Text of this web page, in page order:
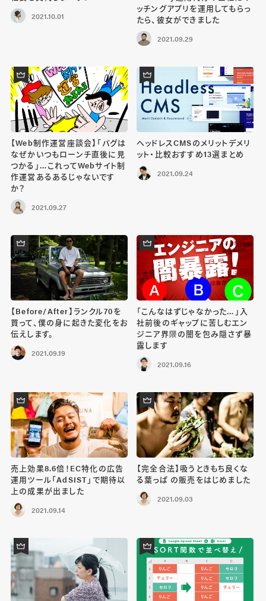
2021.10.01
ッチングアプリを運用してもらっ
たら、彼女ができました
2021.09.29
【Web制作運営座談会】「バグは
なぜかいつもローンチ直後に見
つかる」…これってWebサイト制
作運営あるあるじゃないです
か？
2021.09.27
ヘッドレスCMSのメリットデメリ
ット・比較おすすめ13選まとめ
2021.09.24
【Before/After】ランクル70を
買って、僕の身に起きた変化をお
伝えします。
2021.09.19
「こんなはずじゃなかった…」入
社前後のギャップに苦しむエン
ジニア界隈の闇を包み隠さず暴
露します
2021.09.16
売上効果8.6倍！EC特化の広告
運用ツール「AdSIST」で期待以
上の成果が出ました
2021.09.14
【完全合法】吸うときもち良くな
る葉っぱ の販売をはじめました
2021.09.03